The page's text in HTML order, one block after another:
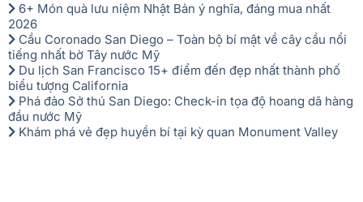
6+ Món quà lưu niệm Nhật Bản ý nghĩa, đáng mua nhất
2026
Cầu Coronado San Diego – Toàn bộ bí mật về cây cầu nổi
tiếng nhất bờ Tây nước Mỹ
Du lịch San Francisco 15+ điểm đến đẹp nhất thành phố
biểu tượng California
Phá đảo Sở thú San Diego: Check-in tọa độ hoang dã hàng
đầu nước Mỹ
Khám phá vẻ đẹp huyền bí tại kỳ quan Monument Valley